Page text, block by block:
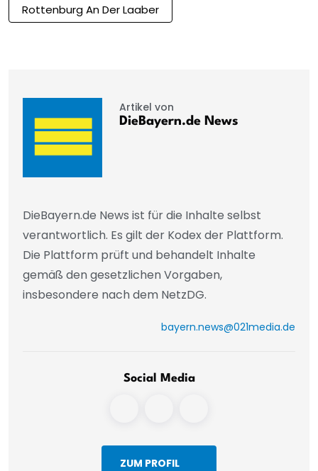
Rottenburg An Der Laaber
Artikel von
DieBayern.de News
DieBayern.de News ist für die Inhalte selbst
verantwortlich. Es gilt der Kodex der Plattform.
Die Plattform prüft und behandelt Inhalte
gemäß den gesetzlichen Vorgaben,
insbesondere nach dem NetzDG.
bayern.news@021media.de
Social Media
ZUM PROFIL